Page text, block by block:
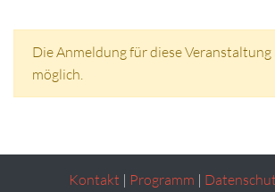
Die Anmeldung für diese
möglich.
Kontakt | Programm |